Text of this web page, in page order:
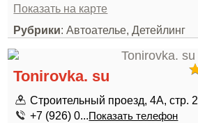
Показать на карте
Рубрики: Автоателье, Детейлинг
Tonirovka. su
Строительный проезд, 4А, стр. 2
+7 (926) 0...Показать телефон